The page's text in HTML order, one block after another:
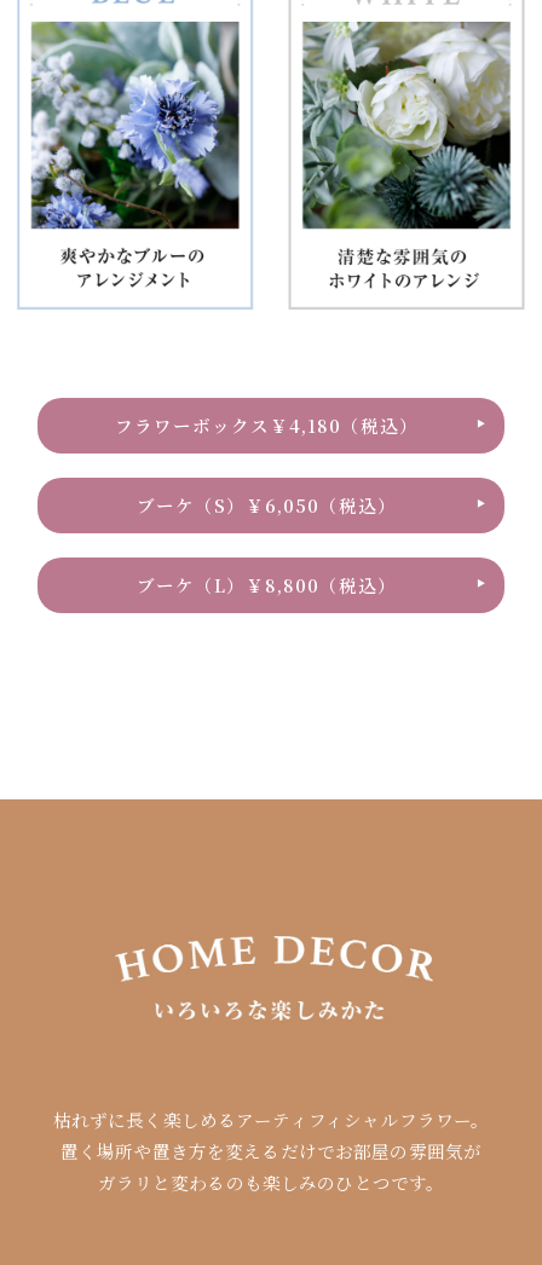
フラワーボックス￥4,180（税込）
ブーケ（S）￥6,050（税込）
ブーケ（L）￥8,800（税込）
枯れずに長く楽しめるアーティフィシャルフラワー。
置く場所や置き方を変えるだけでお部屋の雰囲気が
ガラリと変わるのも楽しみのひとつです。